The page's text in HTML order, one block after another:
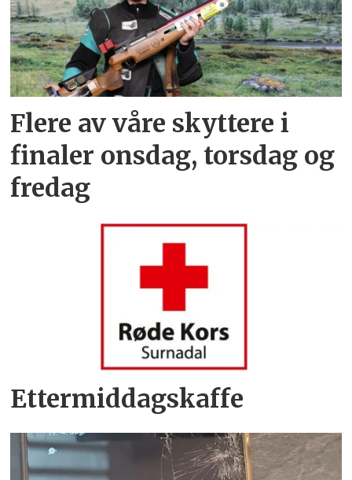
Flere av våre skyttere i
finaler onsdag, torsdag og
fredag
Ettermiddagskaffe